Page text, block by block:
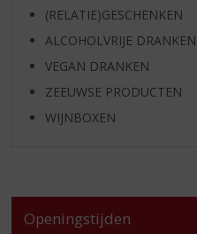
(RELATIE)GESCHENKEN
ALCOHOLVRIJE DRANKEN
VEGAN DRANKEN
ZEEUWSE PRODUCTEN
WIJNBOXEN
Openingstijden